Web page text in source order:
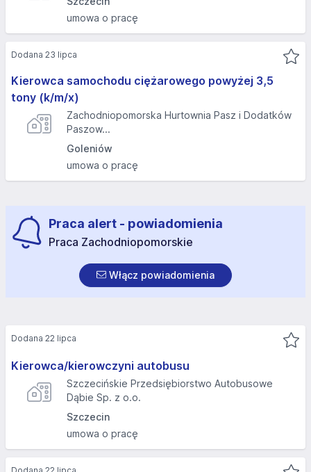
umowa o pracę
Kierowca samochodu ciężarowego powyżej 3,5
tony (k/m/x)
Zachodniopomorska Hurtownia Pasz i Dodatków
Paszow...
Goleniów
umowa o pracę
Dodana 23 lipca
Praca alert - powiadomienia
Praca Zachodniopomorskie
Włącz powiadomienia
Kierowca/kierowczyni autobusu
Szczecińskie Przedsiębiorstwo Autobusowe
Dąbie Sp. z o.o.
Szczecin
umowa o pracę
Dodana 22 lipca
Dodana 22 lipca